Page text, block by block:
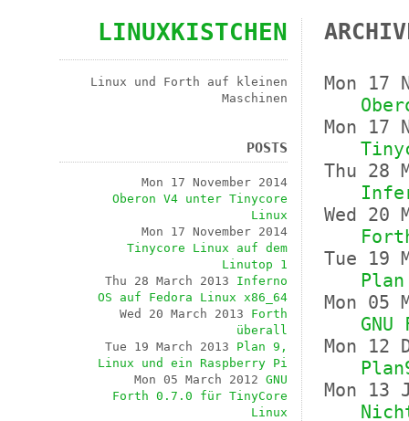
Mon 17
Mon 17
Thu 28
Wed 20
Tue 19
Mon 05
Mon 12
Mon 13
LINUXKISTCHEN
Linux und Forth auf kleinen
Maschinen
POSTS
Mon 17 November 2014
Oberon V4 unter Tinycore
Linux
Mon 17 November 2014
Tinycore Linux auf dem
Linutop 1
Thu 28 March 2013 Inferno
OS auf Fedora Linux x86_64
Wed 20 March 2013 Forth
überall
Tue 19 March 2013 Plan 9,
Linux und ein Raspberry Pi
Mon 05 March 2012 GNU
Forth 0.7.0 für TinyCore
Linux